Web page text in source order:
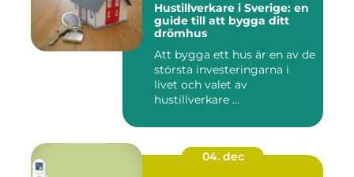
Hustillverkare i Sverige: en
guide till att bygga ditt
drömhus
Att bygga ett hus är en av de
största investeringarna i
livet och valet av
hustillverkare ...
04. dec